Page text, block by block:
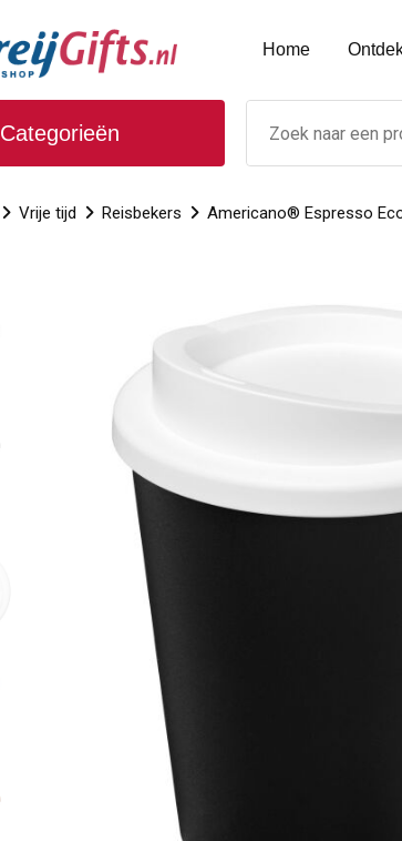
Home
Categorieën
Vrije tijd Reisbekers Americano® Espresso